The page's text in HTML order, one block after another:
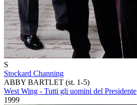
S
Stockard Channing
ABBY BARTLET (st. 1-5)
West Wing - Tutti gli uomini del Presidente
1999